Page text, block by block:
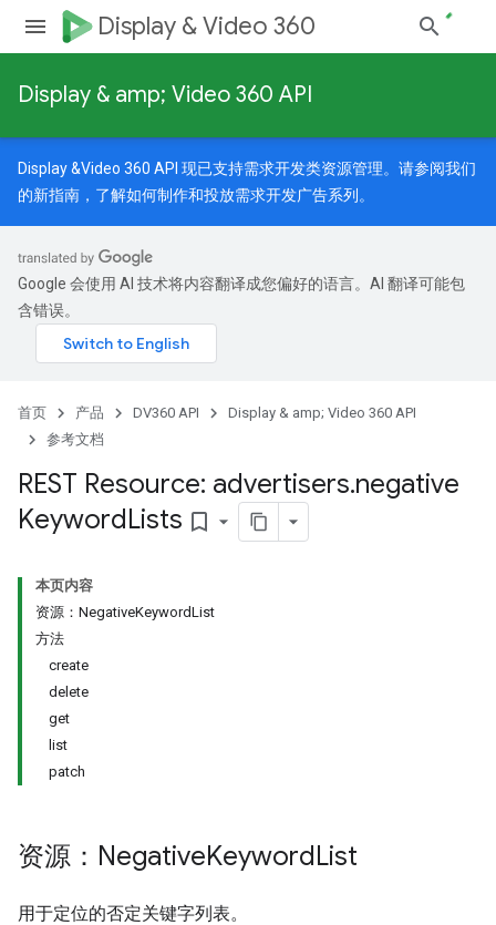
Display & Video 360
Display & amp; Video 360 API
Display &Video 360 API 现已支持需求开发类资源管理。请参阅我们
的新指南 ，了解如何制作和投放需求开发广告系列。
Google 会使用 AI 技术将内容翻译成您偏好的语言。AI 翻译可能包
含错误。
首页 产品 DV360 API
Display & amp; Video 360 API
参考文档
REST Resource: advertisers.negative
KeywordLists bookmark_border
本页内容
资源：NegativeKeywordList
方法
create
delete
get
list
patch
资源：NegativeKeywordList
用于定位的否定关键字列表。